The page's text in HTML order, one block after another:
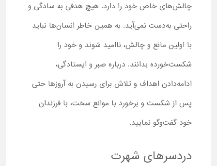
چالش‌های خاص خود را دارد. هیچ هدفی به سادگی و
راحتی به‌دست نمی‌آید. به همین خاطر انسان‌ها نباید
با اولین مانع و چالش، ناامید شوند و خود را
شکست‌خورده بدانند. درباره صبر و ایستادگی،
ادامه‌دادن اهداف و تلاش برای رسیدن به آروزها حتی
پس از شکست و برخورد با موانع سخت، با فرزندان
خود گفت‌وگو نمایید.
دردسرهای شهرت